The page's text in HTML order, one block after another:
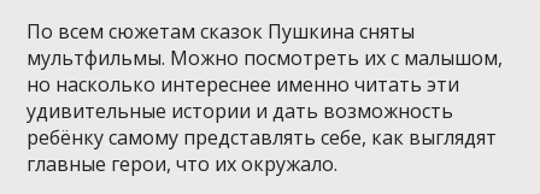
По всем сюжетам сказок Пушкина сняты
мультфильмы. Можно посмотреть их с малышом,
но насколько интереснее именно читать эти
удивительные истории и дать возможность
ребёнку самому представлять себе, как выглядят
главные герои, что их окружало.